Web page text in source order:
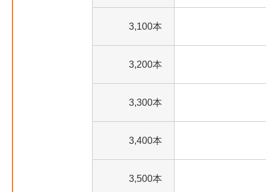
3,100本
3,200本
3,300本
3,400本
3,500本